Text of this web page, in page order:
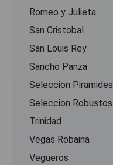
Romeo y Julieta
San Cristobal
San Louis Rey
Sancho Panza
Seleccion Piramides
Seleccion Robustos
Trinidad
Vegas Robaina
Vegueros